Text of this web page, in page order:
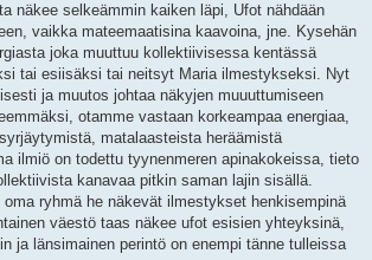
näkee selkeämmin kaiken läpi, Ufot nähdään
vaikka mateemaatisina kaavoina, jne. Kysehän
joka muuttuu kollektiivisessa kentässä
tai esiisäksi tai neitsyt Maria ilmestykseksi. Nyt
ja muutos johtaa näkyjen muuuttumiseen
otamme vastaan korkeampaa energiaa,
matalaasteista heräämistä
ilmiö on todettu tyynenmeren apinakokeissa, tieto
kanavaa pitkin saman lajin sisällä.
ryhmä he näkevät ilmestykset henkisempinä
väestö taas näkee ufot esisien yhteyksinä,
ja länsimainen perintö on enempi tänne tulleissa